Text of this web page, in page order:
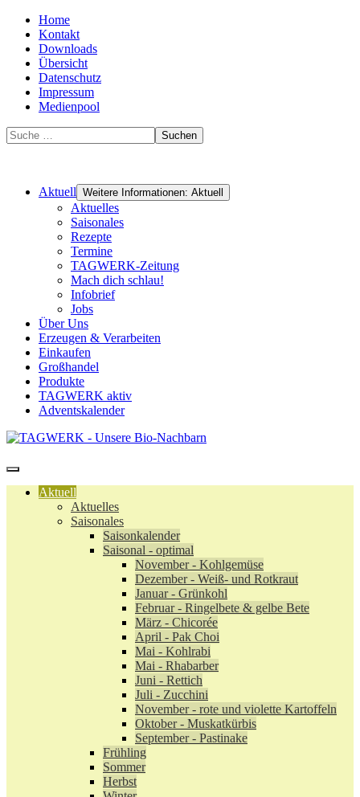
Home
Kontakt
Downloads
Übersicht
Datenschutz
Impressum
Medienpool
Suchen
Aktuell Weitere Informationen: Aktuell
Aktuelles
Saisonales
Rezepte
Termine
TAGWERK-Zeitung
Mach dich schlau!
Infobrief
Jobs
Über Uns
Erzeugen & Verarbeiten
Einkaufen
Großhandel
Produkte
TAGWERK aktiv
Adventskalender
Aktuell
Aktuelles
Saisonales
Saisonkalender
Saisonal - optimal
November - Kohlgemüse
Dezember - Weiß- und Rotkraut
Januar - Grünkohl
Februar - Ringelbete & gelbe Bete
März - Chicorée
April - Pak Choi
Mai - Kohlrabi
Mai - Rhabarber
Juni - Rettich
Juli - Zucchini
November - rote und violette Kartoffeln
Oktober - Muskatkürbis
September - Pastinake
Frühling
Sommer
Herbst